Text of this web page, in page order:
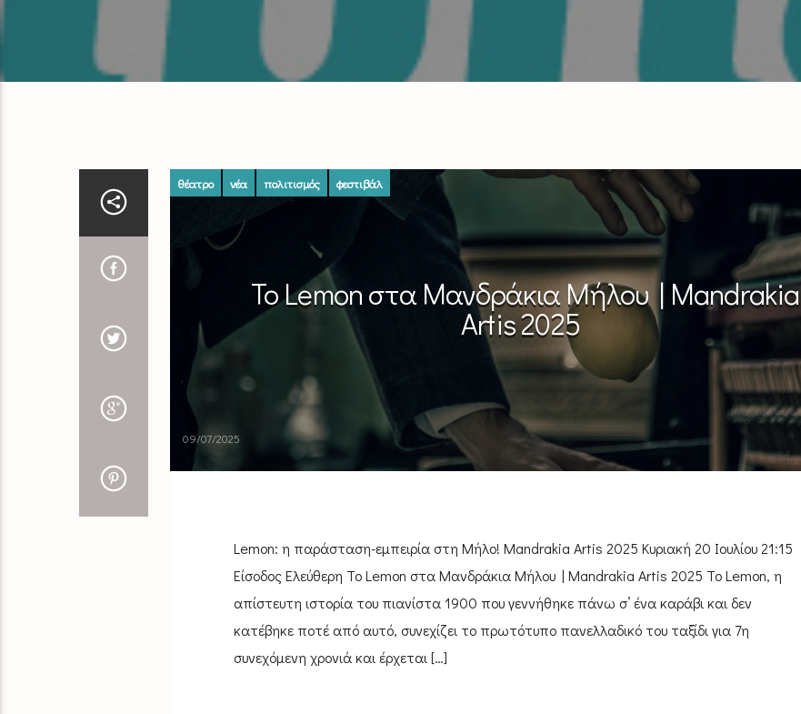
θέατρο νέα πολιτισμός φεστιβάλ
Το Lemon στα Μανδράκια Μήλου | Mandrakia
Artis 2025
09/07/2025
Lemon: η παράσταση-εμπειρία στη Μήλο! Μandrakia Artis 2025 Κυριακή 20 Iουλίου 21:15
Είσοδος Ελεύθερη Το Lemon στα Μανδράκια Μήλου | Mandrakia Artis 2025 Το Lemon, η
απίστευτη ιστορία του πιανίστα 1900 που γεννήθηκε πάνω σ’ ένα καράβι και δεν
κατέβηκε ποτέ από αυτό, συνεχίζει το πρωτότυπο πανελλαδικό του ταξίδι για 7η
συνεχόμενη χρονιά και έρχεται […]